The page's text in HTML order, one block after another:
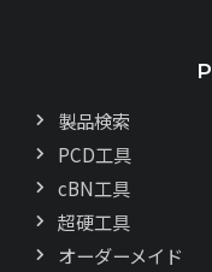
製品検索
PCD工具
cBN工具
超硬工具
オーダーメイド